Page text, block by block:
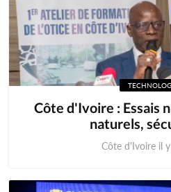
Côte d'Ivoire : Essais
naturels,
Côte d'Ivoire il